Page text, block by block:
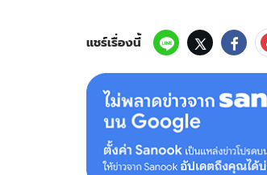
นันท์"
ออก
จาก
บ้าน
ชาว
แชร์เรื่องนี้